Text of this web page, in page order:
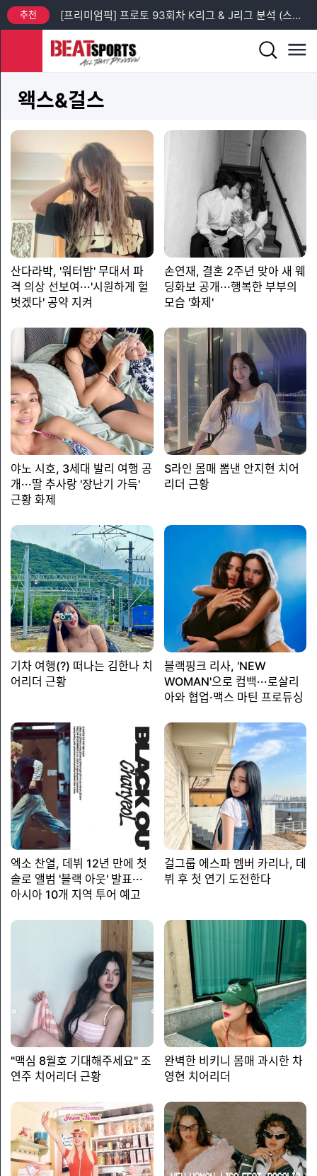
추천 [프리미엄픽] 프로토 93회차 K리그 & J리그 분석 (스포츠토토 승무패 43회차 관련 경기)
[천기누설픽] 순한맛 1.9배 매운맛 3.7배(프로토 93회차 토요일)
추천
추천 [프리미엄픽] 프로토 93회차 EFL컵 + MLS 분석
[프리미엄픽] 프로토 93회차 일-월 에레디비지에 + 엘리테세리엔 분석
[프리미엄픽] 스포츠토토 승무패 43회차 14경기 분석
왝스&걸스
산다라박, '워터밤' 무대서 파
격 의상 선보여···'시원하게 헐
벗겠다' 공약 지켜
손연재, 결혼 2주년 맞아 새 웨
딩화보 공개···행복한 부부의
모습 '화제'
야노 시호, 3세대 발리 여행 공
개···딸 추사랑 '장난기 가득'
근황 화제
S라인 몸매 뽐낸 안지현 치어
리더 근황
기차 여행(?) 떠나는 김한나 치
어리더 근황
블랙핑크 리사, 'NEW
WOMAN'으로 컴백···로살리
아와 협업·맥스 마틴 프로듀싱
엑소 찬열, 데뷔 12년 만에 첫
솔로 앨범 '블랙 아웃' 발표···
아시아 10개 지역 투어 예고
걸그룹 에스파 멤버 카리나, 데
뷔 후 첫 연기 도전한다
"맥심 8월호 기대해주세요" 조
연주 치어리더 근황
완벽한 비키니 몸매 과시한 차
영현 치어리더